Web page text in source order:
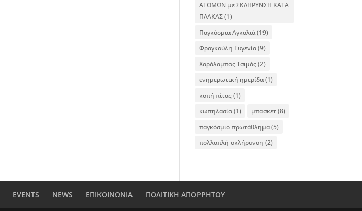
ΑΤΟΜΩΝ με ΣΚΛΗΡΥΝΣΗ ΚΑΤΑ
ΠΛΑΚΑΣ(1)
Παγκόσμια Αγκαλιά(19)
Φραγκούλη Ευγενία(9)
Χαράλαμπος Τσιμάς(2)
ενημερωτική ημερίδα(1)
κοπή πίτας(1)
κωπηλασία(1) μπασκετ(8)
παγκόσμιο πρωτάθλημα(5)
πολλαπλή σκλήρυνση (2)
EVENTS NEWS ΕΠΙΚΟΙΝΩΝΙΑ ΠΟΛΙΤΙΚΗ ΑΠΟΡΡΗΤΟΥ